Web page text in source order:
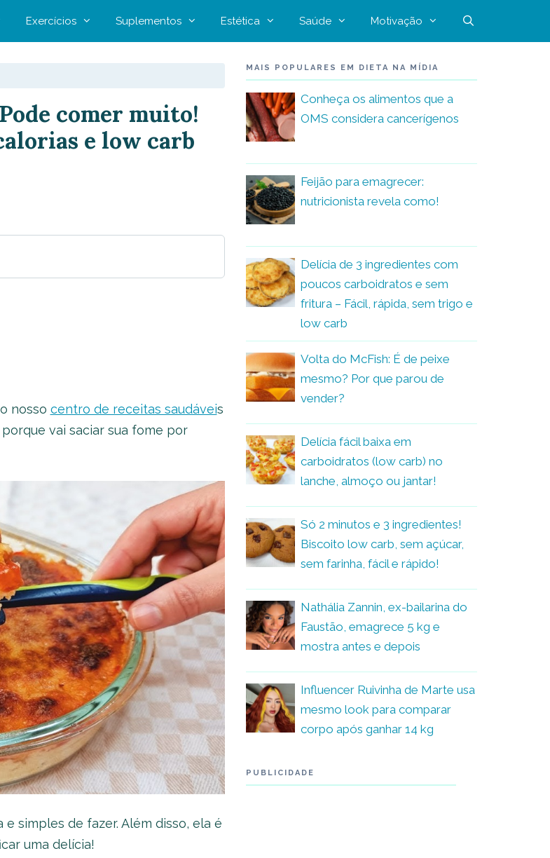
Exercícios Suplementos Estética Saúde Motivação
comer muito!
e low carb
nosso centro de receitas saudáveis
vai saciar sua fome por
simples de fazer. Além disso, ela é
uma delícia!
MAIS POPULARES EM DIETA NA MÍDIA
Conheça os alimentos que a
OMS considera cancerígenos
Feijão para emagrecer:
nutricionista revela como!
Delícia de 3 ingredientes com
poucos carboidratos e sem
fritura – Fácil, rápida, sem trigo e
low carb
Volta do McFish: É de peixe
mesmo? Por que parou de
vender?
Delícia fácil baixa em
carboidratos (low carb) no
lanche, almoço ou jantar!
Só 2 minutos e 3 ingredientes!
Biscoito low carb, sem açúcar,
sem farinha, fácil e rápido!
Nathália Zannin, ex-bailarina do
Faustão, emagrece 5 kg e
mostra antes e depois
Influencer Ruivinha de Marte usa
mesmo look para comparar
corpo após ganhar 14 kg
PUBLICIDADE